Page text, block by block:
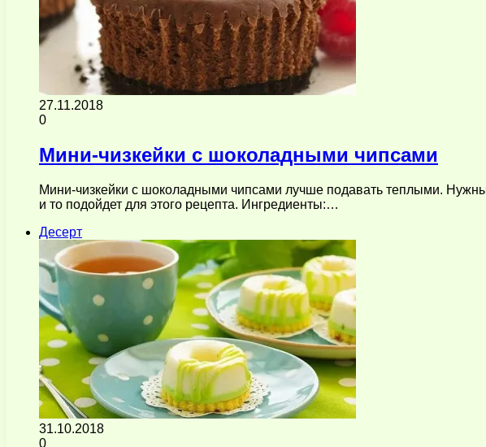
27.11.2018
0
Мини-чизкейки с шоколадными чипсами
Мини-чизкейки с шоколадными чипсами лучше подавать теплыми.
и то подойдет для этого рецепта. Ингредиенты:…
Десерт
31.10.2018
0